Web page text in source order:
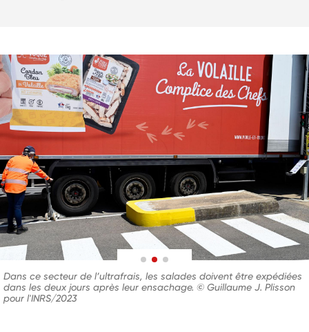
Dans ce secteur de l’ultrafrais, les salades doivent être expédiées
dans les deux jours après leur ensachage. © Guillaume J. Plisson
pour l'INRS/2023